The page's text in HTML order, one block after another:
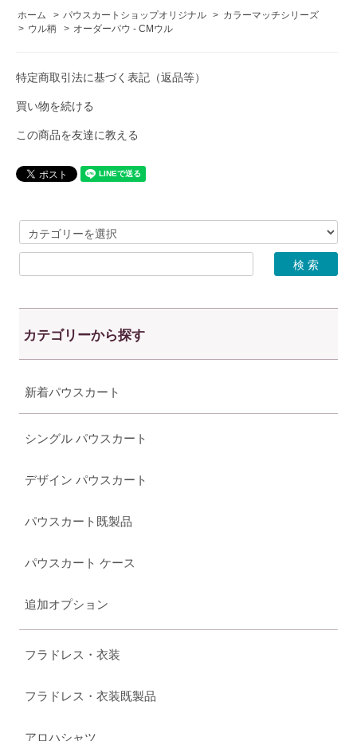
ホーム
> パウスカートショップオリジナル > カラーマッチシリーズ
> ウル柄 > オーダーパウ - CMウル
特定商取引法に基づく表記（返品等）
買い物を続ける
この商品を友達に教える
カテゴリーから探す
新着パウスカート
シングル パウスカート
デザイン パウスカート
パウスカート既製品
パウスカート ケース
追加オプション
フラドレス・衣装
フラドレス・衣装既製品
アロハシャツ